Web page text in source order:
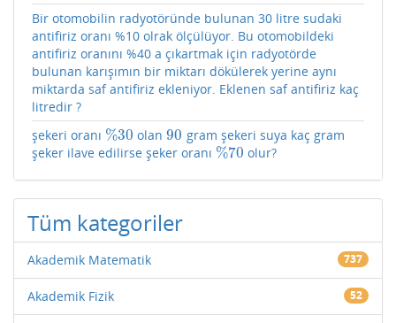
Bir otomobilin radyotöründe bulunan 30 litre sudaki
antifiriz oranı %10 olrak ölçülüyor. Bu otomobildeki
antifiriz oranını %40 a çıkartmak için radyotörde
bulunan karışımın bir miktarı dökülerek yerine aynı
miktarda saf antifiriz ekleniyor. Eklenen saf antifiriz kaç
litredir ?
şekeri oranı %30
%30 olan90
90 gram şekeri suya kaç gram
şeker ilave edilirse şeker oranı %70
%70 olur?
Tüm kategoriler
Akademik Matematik 737
Akademik Fizik 52